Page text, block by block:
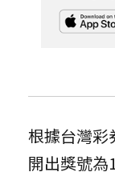
根據台灣彩
開出獎號為